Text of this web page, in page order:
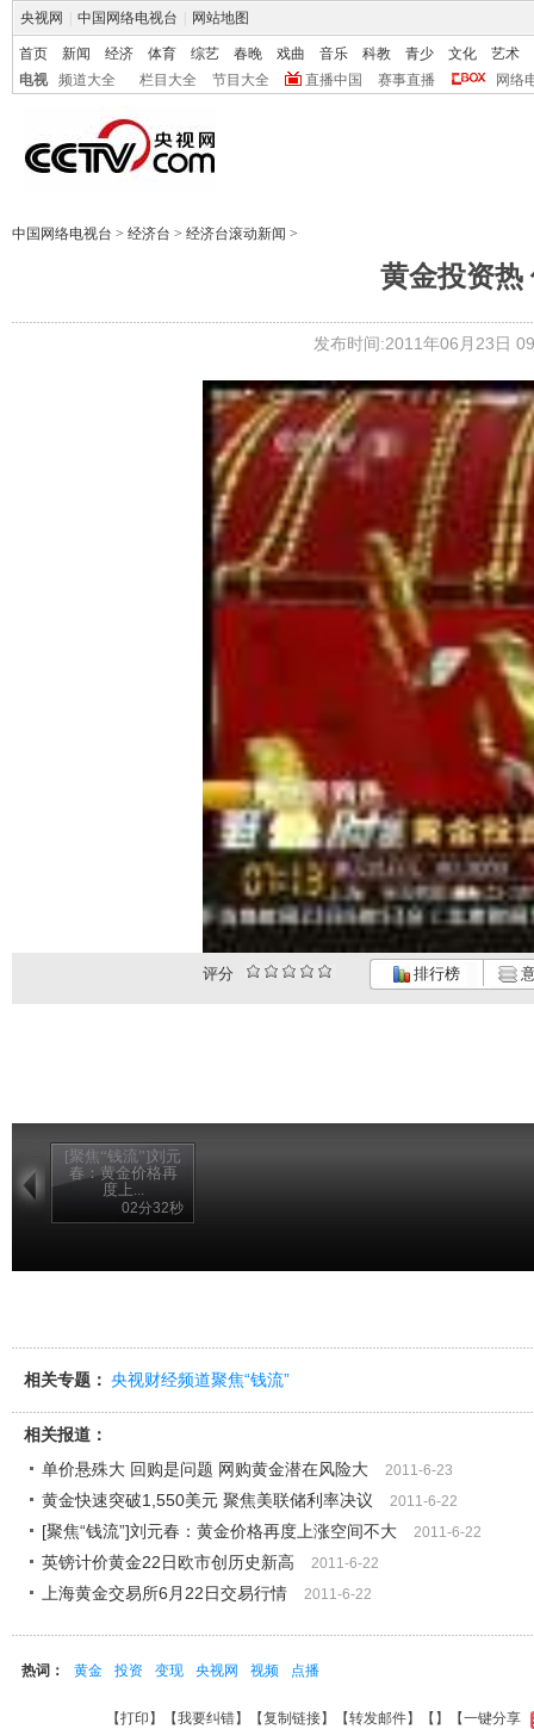
央视网 中国网络电视台 网站地图
首页 新闻 经济 体育 综艺 春晚 戏曲 音乐 科教 青少 文化
艺术
电视
频道大全 栏目大全 节目大全 直播中国 赛事直播 网络
中国网络电视台 > 经济台 > 经济台滚动新闻 >
黄金投资热
发布时间:2011年06月23日
评分 排行榜
[聚焦“钱流”]刘元
春：黄金价格再
度上...
02分32秒
相关专题： 央视财经频道聚焦“钱流”
相关报道：
单价悬殊大 回购是问题 网购黄金潜在风险大
2011-6-23
黄金快速突破1,550美元 聚焦美联储利率决议 2011-6-22
[聚焦“钱流”]刘元春：黄金价格再度上涨空间不大 2011-6-22
英镑计价黄金22日欧市创历史新高 2011-6-22
上海黄金交易所6月22日交易行情 2011-6-22
热词： 黄金 投资 变现 央视网 视频 点播
【打印 】【我要纠错】【复制链接】【转发邮件】【 】 【一键分享